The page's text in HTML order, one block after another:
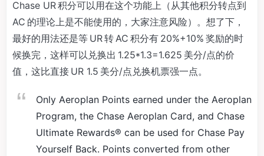
Chase UR 积分可以用在这个功能上（从其他积分转点到
AC 的理论上是不能使用的，大家注意风险）。想了下，
最好的用法还是等 UR 转 AC 积分有 20%+10% 奖励的时
候换完，这样可以兑换出 1.25*1.3=1.625 美分/点的价
值，这比直接 UR 1.5 美分/点兑换机票强一点。
Only Aeroplan Points earned under the Aeroplan
Program, the Chase Aeroplan Card, and Chase
Ultimate Rewards® can be used for Chase Pay
Yourself Back. Points converted from other